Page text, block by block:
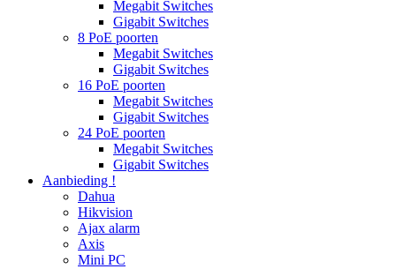
Megabit Switches
Gigabit Switches
8 PoE poorten
Megabit Switches
Gigabit Switches
16 PoE poorten
Megabit Switches
Gigabit Switches
24 PoE poorten
Megabit Switches
Gigabit Switches
Aanbieding !
Dahua
Hikvision
Ajax alarm
Axis
Mini PC